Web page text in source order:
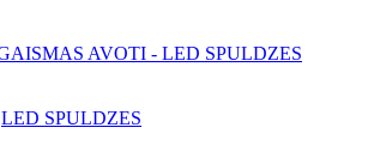
AVOTI - LED SPULDZES
LED SPULDZES